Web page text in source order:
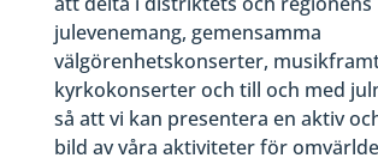
julevenemang, gemensamma
välgörenhetskonserter,
kyrkokonserter och till och med
så att vi kan presentera en aktiv
bild av våra aktiviteter för